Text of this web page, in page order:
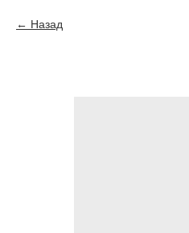
Назад